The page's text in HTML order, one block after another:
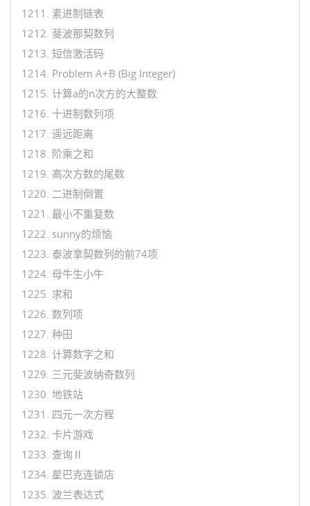
1211. 素进制链表
1212. 斐波那契数列
1213. 短信激活码
1214. Problem A+B (Big Integer)
1215. 计算a的n次方的大整数
1216. 十进制数列项
1217. 遥远距离
1218. 阶乘之和
1219. 高次方数的尾数
1220. 二进制倒置
1221. 最小不重复数
1222. sunny的烦恼
1223. 泰波拿契数列的前74项
1224. 母牛生小牛
1225. 求和
1226. 数列项
1227. 种田
1228. 计算数字之和
1229. 三元斐波纳奇数列
1230. 地铁站
1231. 四元一次方程
1232. 卡片游戏
1233. 查询Ⅱ
1234. 星巴克连锁店
1235. 波兰表达式